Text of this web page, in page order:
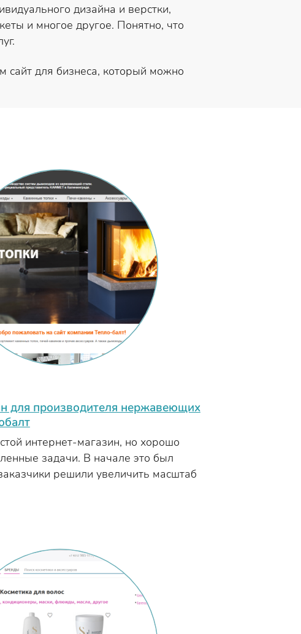
дизайна и верстки,
и многое другое. Понятно, что
сайт для бизнеса, который можно
для производителя нержавеющих
интернет-магазин, но хорошо
задачи. В начале это был
решили увеличить масштаб